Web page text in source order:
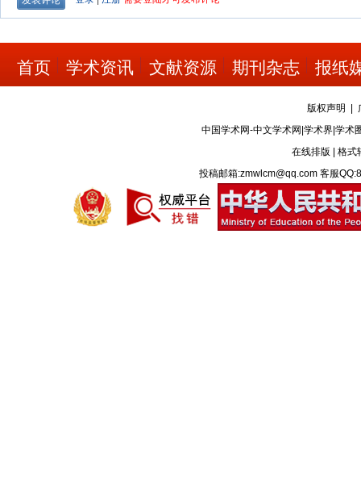
首页 学术资讯 文献资源 期刊杂志 报纸
版权声明
中国学术网-中文学术网|学术界|学术
在线排版
格式
投稿邮箱:zmwlcm@qq.com 客服